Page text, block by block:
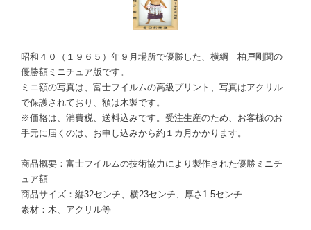
昭和４０（１９６５）年９月場所で優勝した、横綱 柏戸剛関の
優勝額ミニチュア版です。
ミニ額の写真は、富士フイルムの高級プリント、写真はアクリル
で保護されており、額は木製です。
※価格は、消費税、送料込みです。受注生産のため、お客様のお
手元に届くのは、お申し込みから約１カ月かかります。
商品概要：富士フイルムの技術協力により製作された優勝ミニチ
ュア額
商品サイズ：縦32センチ、横23センチ、厚さ1.5センチ
素材：木、アクリル等